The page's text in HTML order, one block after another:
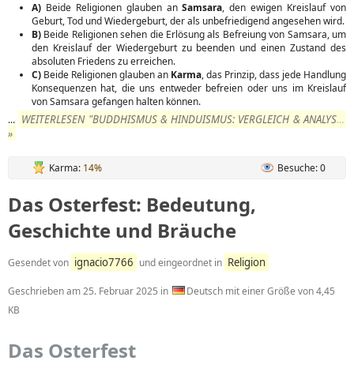
A) Beide Religionen glauben anSamsara, den ewigen Kreislauf von
Geburt, Tod und Wiedergeburt, der als unbefriedigend angesehen wird.
B) Beide Religionen sehen die Erlösung als Befreiung von Samsara, um
den Kreislauf der Wiedergeburt zu beenden und einen Zustand des
absoluten Friedens zu erreichen.
C) Beide Religionen glauben an Karma, das Prinzip, dass jede Handlung
Konsequenzen hat, die uns entweder befreien oder uns im Kreislauf
von Samsara gefangen halten können.
... WEITERLESEN "BUDDHISMUS & HINDUISMUS: VERGLEICH & ANALYSE"
»
Karma: 14% Besuche: 0
Das Osterfest: Bedeutung,
Geschichte und Bräuche
Gesendet von ignacio7766 und eingeordnet in Religion
Geschrieben am25. Februar 2025 in
Deutsch mit einer Größe von 4,45
KB
Das Osterfest